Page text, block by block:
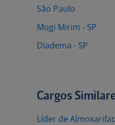
São Paulo
Mogi Mirim - SP
Diadema - SP
Cargos
Líder de